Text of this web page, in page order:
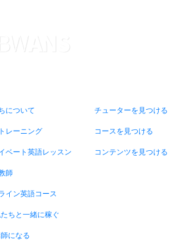
について
レーニング
ベート英語レッスン
師
イン英語コース
ちと一緒に稼ぐ
になる
チューターを見つける
コースを見つける
コンテンツを見つける